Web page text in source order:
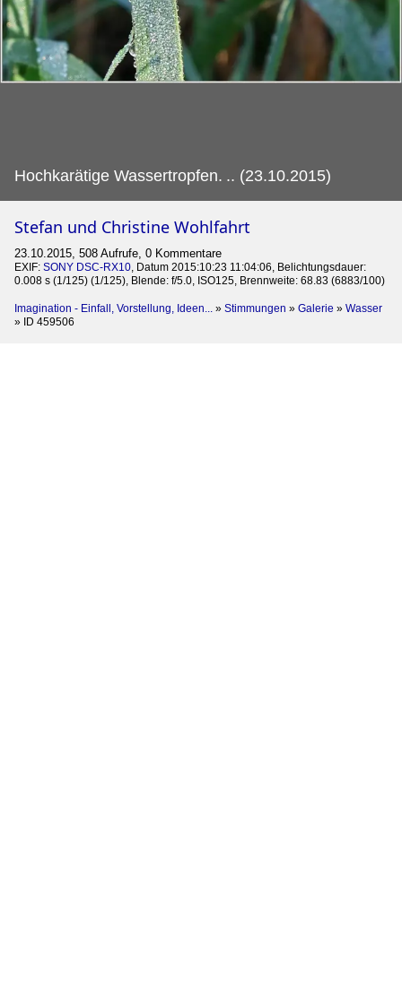
Hochkarätige Wassertropfen. .. (23.10.2015)
Stefan und Christine Wohlfahrt
23.10.2015, 508 Aufrufe, 0 Kommentare
EXIF: SONY DSC-RX10 , Datum 2015:10:23 11:04:06, Belichtungsdauer:
0.008 s (1/125) (1/125), Blende: f/5.0, ISO125, Brennweite: 68.83 (6883/100)
Imagination - Einfall, Vorstellung, Ideen... » Stimmungen » Galerie » Wasser
» ID 459506